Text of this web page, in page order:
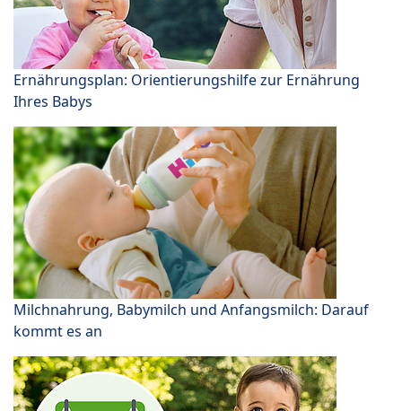
Ernährungsplan: Orientierungshilfe zur Ernährung
Ihres Babys
Milchnahrung, Babymilch und Anfangsmilch: Darauf
kommt es an